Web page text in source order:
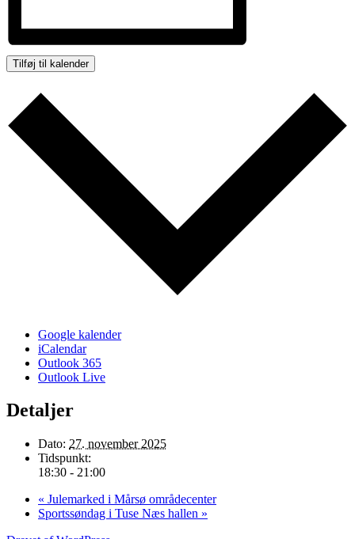
Tilføj til kalender
Google kalender
iCalendar
Outlook 365
Outlook Live
Detaljer
Dato: 27. november 2025
Tidspunkt:
18:30 - 21:00
« Julemarked i Mårsø områdecenter
Sportssøndag i Tuse Næs hallen »